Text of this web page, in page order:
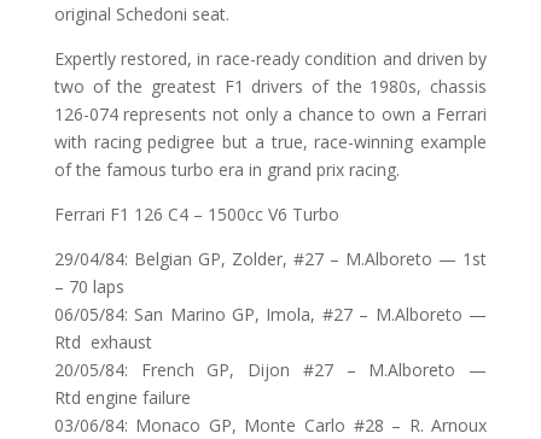
original Schedoni seat.
Expertly restored, in race-ready condition and driven by
two of the greatest F1 drivers of the 1980s, chassis
126-074 represents not only a chance to own a Ferrari
with racing pedigree but a true, race-winning example
of the famous turbo era in grand prix racing.
Ferrari F1 126 C4 – 1500cc V6 Turbo
29/04/84: Belgian GP, Zolder, #27 – M.Alboreto — 1st
– 70 laps
06/05/84: San Marino GP, Imola, #27 – M.Alboreto —
Rtd exhaust
20/05/84: French GP, Dijon #27 – M.Alboreto —
Rtd engine failure
03/06/84: Monaco GP, Monte Carlo #28 – R. Arnoux